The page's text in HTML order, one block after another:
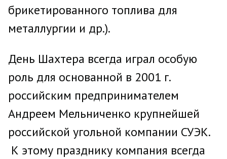
брикетированного топлива для
металлургии и др.).
День Шахтера всегда играл особую
роль для основанной в 2001 г.
российским предпринимателем
Андреем Мельниченко крупнейшей
российской угольной компании СУЭК.
К этому празднику компания всегда